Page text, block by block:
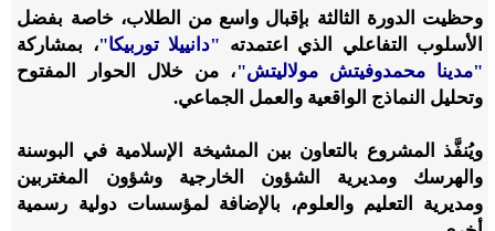
وحظيت الدورة الثالثة بإقبال واسع من الطلاب، خاصة بفضل
الأسلوب التفاعلي الذي اعتمدته "دانييلا توربيكا"، بمشاركة
"مدينا محمدوفيتش مولاليتش"، من خلال الحوار المفتوح
وتحليل النماذج الواقعية والعمل الجماعي.
ويُنفَّذ المشروع بالتعاون بين المشيخة الإسلامية في البوسنة
والهرسك ومديرية الشؤون الخارجية وشؤون المغتربين
ومديرية التعليم والعلوم، بالإضافة لمؤسسات دولية رسمية